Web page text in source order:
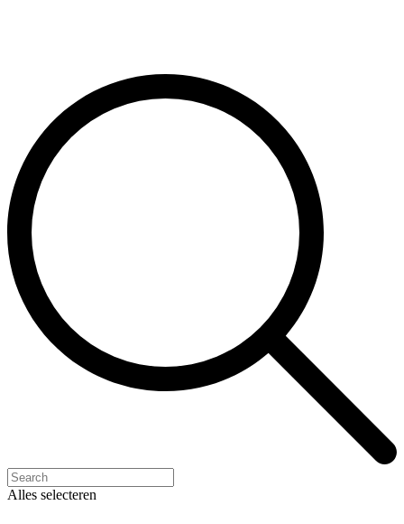
Alles selecteren